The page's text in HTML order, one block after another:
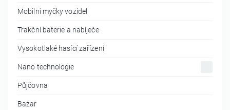
Mobilní myčky vozidel
Trakční baterie a nabíječe
Vysokotlaké hasící zařízení
Nano technologie
Půjčovna
Bazar